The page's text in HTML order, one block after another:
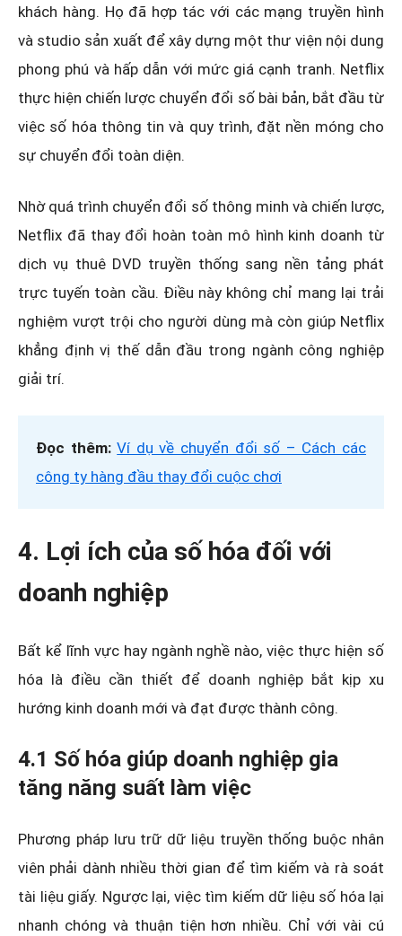
khách hàng. Họ đã hợp tác với các mạng truyền hình
và studio sản xuất để xây dựng một thư viện nội dung
phong phú và hấp dẫn với mức giá cạnh tranh. Netflix
thực hiện chiến lược chuyển đổi số bài bản, bắt đầu từ
việc số hóa thông tin và quy trình, đặt nền móng cho
sự chuyển đổi toàn diện.
Nhờ quá trình chuyển đổi số thông minh và chiến lược,
Netflix đã thay đổi hoàn toàn mô hình kinh doanh từ
dịch vụ thuê DVD truyền thống sang nền tảng phát
trực tuyến toàn cầu. Điều này không chỉ mang lại trải
nghiệm vượt trội cho người dùng mà còn giúp Netflix
khẳng định vị thế dẫn đầu trong ngành công nghiệp
giải trí.
Đọc thêm:Ví dụ về chuyển đổi số – Cách các
công ty hàng đầu thay đổi cuộc chơi
4. Lợi ích của số hóa đối với
doanh nghiệp
Bất kể lĩnh vực hay ngành nghề nào, việc thực hiện số
hóa là điều cần thiết để doanh nghiệp bắt kịp xu
hướng kinh doanh mới và đạt được thành công.
4.1 Số hóa giúp doanh nghiệp gia
tăng năng suất làm việc
Phương pháp lưu trữ dữ liệu truyền thống buộc nhân
viên phải dành nhiều thời gian để tìm kiếm và rà soát
tài liệu giấy. Ngược lại, việc tìm kiếm dữ liệu số hóa lại
nhanh chóng và thuận tiện hơn nhiều. Chỉ với vài cú